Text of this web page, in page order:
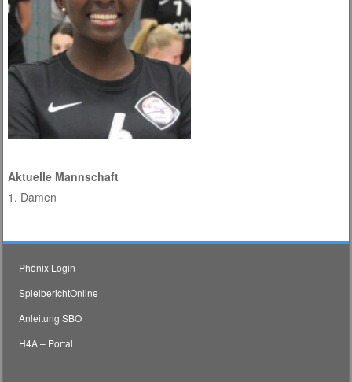
Aktuelle Mannschaft
1. Damen
Phönix Login
SpielberichtOnline
Anleitung SBO
H4A – Portal